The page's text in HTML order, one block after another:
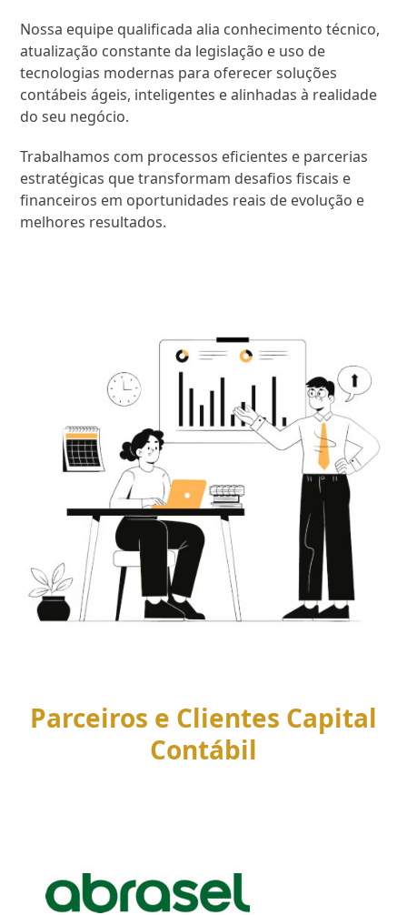
Nossa equipe qualificada alia conhecimento técnico,
atualização constante da legislação e uso de
tecnologias modernas para oferecer soluções
contábeis ágeis, inteligentes e alinhadas à realidade
do seu negócio.
Trabalhamos com processos eficientes e parcerias
estratégicas que transformam desafios fiscais e
financeiros em oportunidades reais de evolução e
melhores resultados.
Parceiros e Clientes Capital
Contábil
right